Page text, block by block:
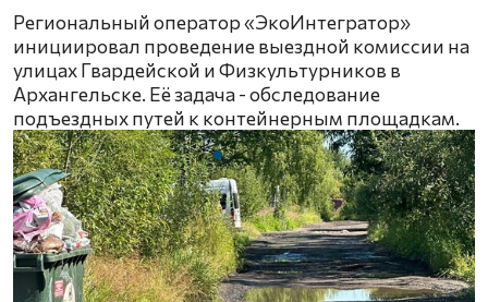
Региональный оператор «ЭкоИнтегратор»
инициировал проведение выездной комиссии на
улицах Гвардейской и Физкультурников в
Архангельске. Её задача - обследование
подъездных путей к контейнерным площадкам.